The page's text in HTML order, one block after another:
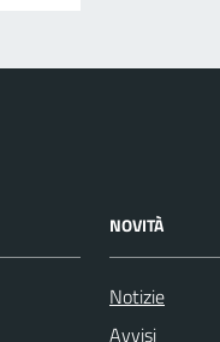
NOVITÀ
Notizie
Avvisi